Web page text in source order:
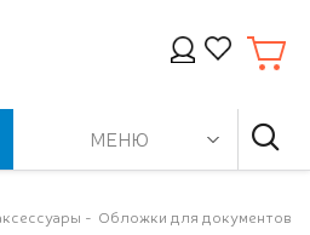
МЕНЮ
Обложки для документов